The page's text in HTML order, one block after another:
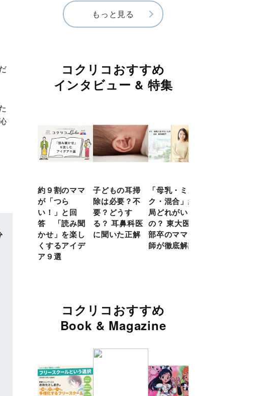
もっと見る
コクリコおすすめ
インタビュー & 特集
約９割のママ
が「つら
い！」と回
答 「読み聞
かせ」を楽し
くするアイデ
ア９選
子どもの耳掃
除は必要？不
要？どうす
る？ 耳鼻科医
に聞いた正解
「母乳・ミル
ク・混合」結
局どれがいい
の？ 東大医学
部卒のママ医
師が徹底解説
コクリコおすすめ
Book & Magazine